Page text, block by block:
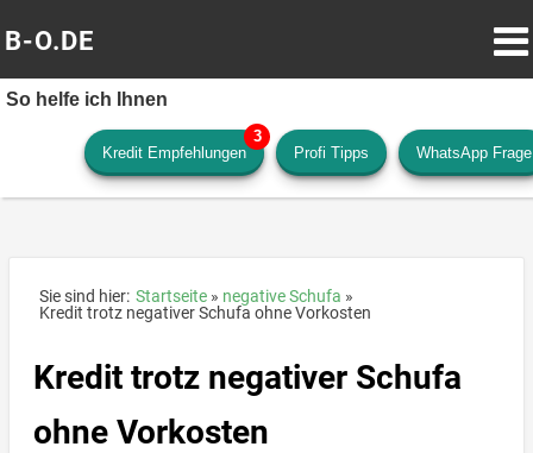
B-O.DE
So helfe ich Ihnen
Kredit Empfehlungen Profi Tipps WhatsApp Frage
Sie sind hier: Startseite
negative Schufa
Kredit trotz negativer Schufa ohne Vorkosten
Kredit trotz negativer Schufa
ohne Vorkosten